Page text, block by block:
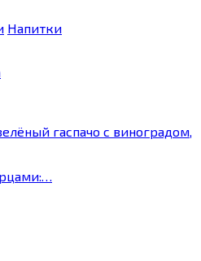
Напитки
гаспачо с виноградом,